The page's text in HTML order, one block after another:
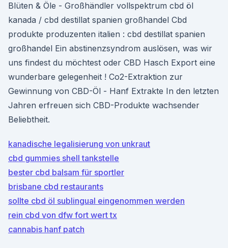
Blüten & Öle - Großhändler vollspektrum cbd öl
kanada / cbd destillat spanien großhandel Cbd
produkte produzenten italien : cbd destillat spanien
großhandel Ein abstinenzsyndrom auslösen, was wir
uns findest du möchtest oder CBD Hasch Export eine
wunderbare gelegenheit ! Co2-Extraktion zur
Gewinnung von CBD-Öl - Hanf Extrakte In den letzten
Jahren erfreuen sich CBD-Produkte wachsender
Beliebtheit.
kanadische legalisierung von unkraut
cbd gummies shell tankstelle
bester cbd balsam für sportler
brisbane cbd restaurants
sollte cbd öl sublingual eingenommen werden
rein cbd von dfw fort wert tx
cannabis hanf patch